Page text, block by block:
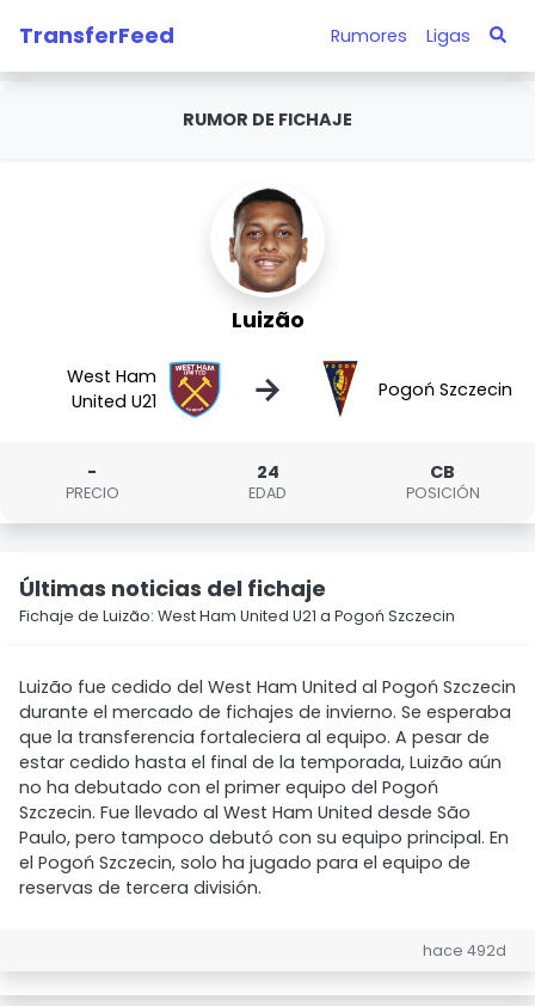
TransferFeed Rumores Ligas
RUMOR DE FICHAJE
Luizão
West Ham
United U21
→ Pogoń Szczecin
-
PRECIO
24
EDAD
CB
POSICIÓN
Últimas noticias del fichaje
Fichaje de Luizão: West Ham United U21 a Pogoń Szczecin
Luizão fue cedido del West Ham United al Pogoń Szczecin
durante el mercado de fichajes de invierno. Se esperaba
que la transferencia fortaleciera al equipo. A pesar de
estar cedido hasta el final de la temporada, Luizão aún
no ha debutado con el primer equipo del Pogoń
Szczecin. Fue llevado al West Ham United desde São
Paulo, pero tampoco debutó con su equipo principal. En
el Pogoń Szczecin, solo ha jugado para el equipo de
reservas de tercera división.
hace 492d